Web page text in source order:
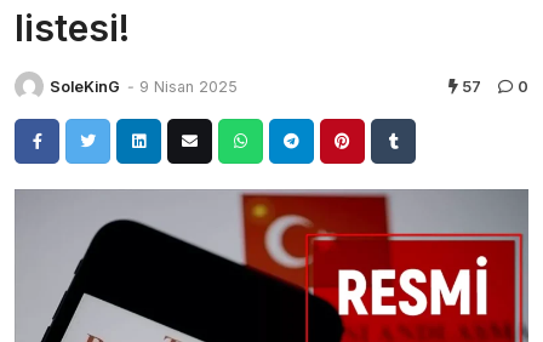
listesi!
SoleKinG - 9 Nisan 2025 57 0